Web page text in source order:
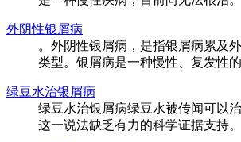
外阴性银屑病
。外阴性银屑病，是指银屑病累及
类型。银屑病是一种慢性、复发性
绿豆水治银屑病
绿豆水治银屑病绿豆水被传闻可以
这一说法缺乏有力的科学证据支持